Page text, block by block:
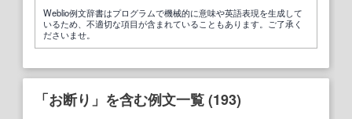
Weblio例文辞書はプログラムで機械的に意味や英語表現を生成して
いるため、不適切な項目が含まれていることもあります。ご了承く
ださいませ。
「お断り」を含む例文一覧 (193)